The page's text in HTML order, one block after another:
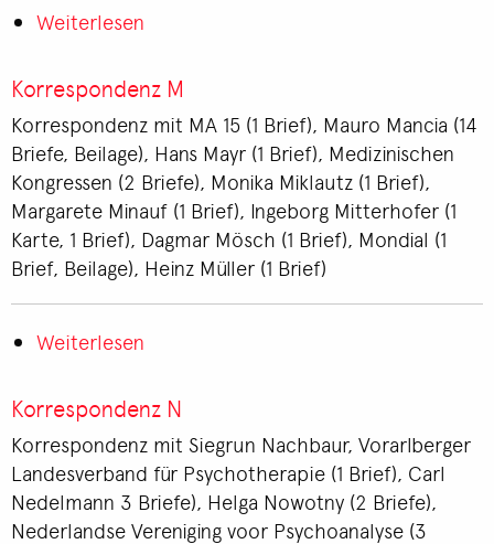
Weiterlesen
L
Korrespondenz M
Korrespondenz mit MA 15 (1 Brief), Mauro Mancia (14
Briefe, Beilage), Hans Mayr (1 Brief), Medizinischen
Kongressen (2 Briefe), Monika Miklautz (1 Brief),
Margarete Minauf (1 Brief), Ingeborg Mitterhofer (1
Karte, 1 Brief), Dagmar Mösch (1 Brief), Mondial (1
Brief, Beilage), Heinz Müller (1 Brief)
Weiterlesen
M
Korrespondenz N
Korrespondenz mit Siegrun Nachbaur, Vorarlberger
Landesverband für Psychotherapie (1 Brief), Carl
Nedelmann 3 Briefe), Helga Nowotny (2 Briefe),
Nederlandse Vereniging voor Psychoanalyse (3